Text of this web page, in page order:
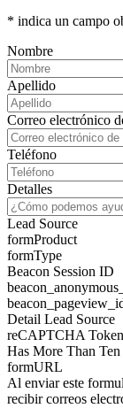
* indica un campo
Nombre
Apellido
Correo electrónico
Teléfono
Detalles
Lead Source
formProduct
formType
Beacon Session ID
Detail Lead Source
reCAPTCHA Token
Has More Than Ten
formURL
Al enviar este
recibir correos